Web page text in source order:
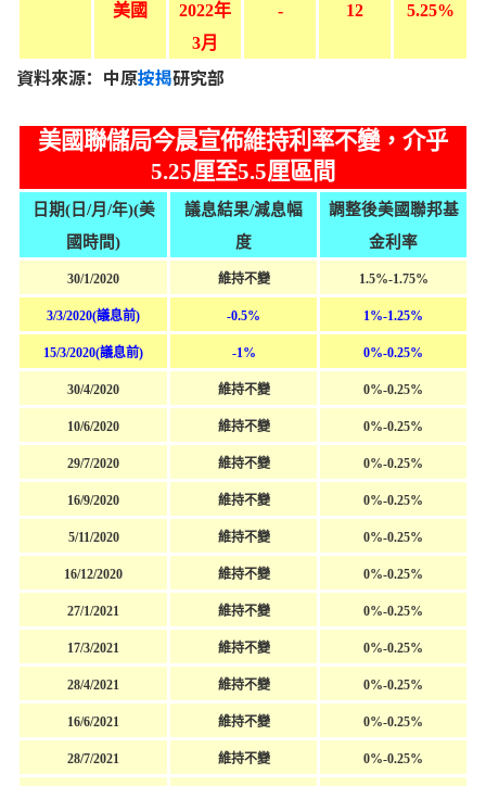
美國 2022年
3月
- 12 5.25%
資料來源：中原按揭研究部
美國聯儲局今晨宣佈維持利率不變，介乎
5.25厘至5.5厘區間
日期(日 /月 /年)(美
國時間)
議息結果/減息幅
度
調整後美國聯邦基
金利率
30/1/2020 維持不變 1.5%-1.75%
3/3/2020(議息前) -0.5% 1%-1.25%
15/3/2020(議息前) -1% 0%-0.25%
30/4/2020 維持不變 0%-0.25%
10/6/2020 維持不變 0%-0.25%
29/7/2020 維持不變 0%-0.25%
16/9/2020 維持不變 0%-0.25%
5/11/2020 維持不變 0%-0.25%
16/12/2020 維持不變 0%-0.25%
27/1/2021 維持不變 0%-0.25%
17/3/2021 維持不變 0%-0.25%
28/4/2021 維持不變 0%-0.25%
16/6/2021 維持不變 0%-0.25%
28/7/2021 維持不變 0%-0.25%